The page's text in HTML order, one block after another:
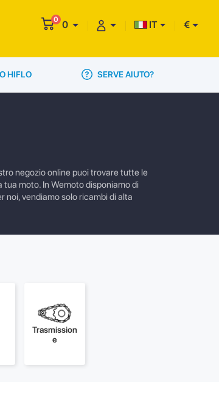
0 0 IT €
HIFLO SERVE AIUTO?
negozio online puoi trovare tutte le
moto. In Wemoto disponiamo di
noi, vendiamo solo ricambi di alta
Trasmission
e